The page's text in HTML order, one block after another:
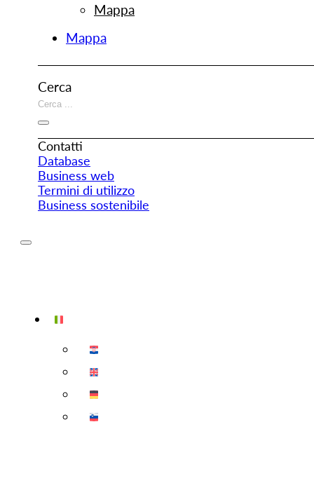
Mappa
Mappa
Cerca
Contatti
Database
Business web
Termini di utilizzo
Business sostenibile